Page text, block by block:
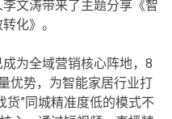
文涛带来了主题分享《智
化》。
为全域营销核心阵地，8
优势，为智能家居行业打
货”同城精准度低的模式不